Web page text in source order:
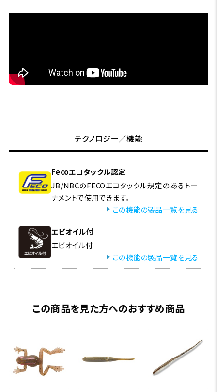
テクノロジー／機能
Fecoエコタックル認定
JB/NBCのFECOエコタックル規定のあるトー
ナメントで使用できます。
この機能の製品一覧を見る
エビオイル付
エビオイル付
この機能の製品一覧を見る
この商品を見た方へのおすすめ商品